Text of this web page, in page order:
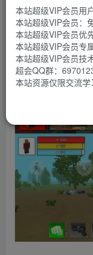
游戏截图
本站超级VIP会员用
本站超级VIP会员：
本站超级VIP会员优
本站超级VIP会员专
本站超级VIP会员技
超会QQ群：
本站资源仅限交流学